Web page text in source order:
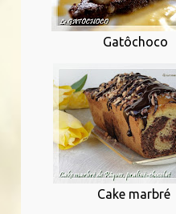
Gatôchoco
Cake marbré